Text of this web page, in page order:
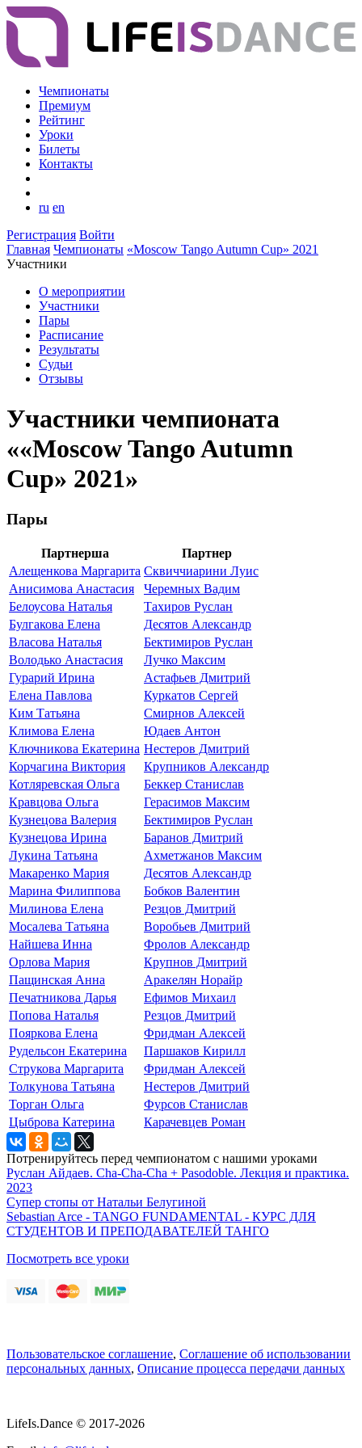
Чемпионаты
Премиум
Рейтинг
Уроки
Билеты
Контакты
ru en
Регистрация Войти
Главная Чемпионаты «Moscow Tango Autumn Cup» 2021
Участники
О мероприятии
Участники
Пары
Расписание
Результаты
Судьи
Отзывы
Участники чемпионата
««Moscow Tango Autumn
Cup» 2021»
Пары
Партнерша
Партнер
Алещенкова Маргарита Сквиччиарини Луис
Анисимова Анастасия
Черемных Вадим
Белоусова Наталья
Тахиров Руслан
Булгакова Елена
Десятов Александр
Власова Наталья
Бектимиров Руслан
Володько Анастасия
Лучко Максим
Гурарий Ирина
Астафьев Дмитрий
Елена Павлова
Куркатов Сергей
Ким Татьяна
Смирнов Алексей
Климова Елена
Юдаев Антон
Ключникова Екатерина Нестеров Дмитрий
Корчагина Виктория
Крупников Александр
Котляревская Ольга
Беккер Станислав
Кравцова Ольга
Герасимов Максим
Кузнецова Валерия
Бектимиров Руслан
Кузнецова Ирина
Баранов Дмитрий
Лукина Татьяна
Ахметжанов Максим
Макаренко Мария
Десятов Александр
Марина Филиппова
Бобков Валентин
Милинова Елена
Резцов Дмитрий
Мосалева Татьяна
Воробьев Дмитрий
Найшева Инна
Фролов Александр
Орлова Мария
Крупнов Дмитрий
Пащинская Анна
Аракелян Норайр
Печатникова Дарья
Ефимов Михаил
Попова Наталья
Резцов Дмитрий
Пояркова Елена
Фридман Алексей
Рудельсон Екатерина
Паршаков Кирилл
Струкова Маргарита
Фридман Алексей
Толкунова Татьяна
Нестеров Дмитрий
Торган Ольга
Фурсов Станислав
Цыброва Катерина
Карачевцев Роман
Потренируйтесь перед чемпионатом с нашими уроками
Руслан Айдаев. Cha-Cha-Cha + Pasodoble. Лекция и практика.
2023
Супер стопы от Натальи Белугиной
Sebastian Arce - TANGO FUNDAMENTAL - КУРС ДЛЯ
СТУДЕНТОВ И ПРЕПОДАВАТЕЛЕЙ ТАНГО
Посмотреть все уроки
Пользовательское соглашение, Соглашение об использовании
персональных данных, Описание процесса передачи данных
LifeIs.Dance © 2017-2026